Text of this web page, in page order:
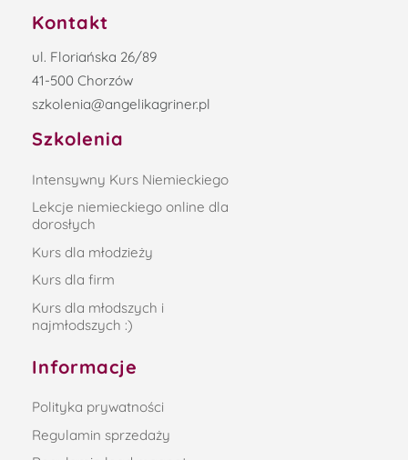
Kontakt
ul. Floriańska 26/89
41-500 Chorzów
szkolenia@angelikagriner.pl
Szkolenia
Intensywny Kurs Niemieckiego
Lekcje niemieckiego online dla
dorosłych
Kurs dla młodzieży
Kurs dla firm
Kurs dla młodszych i
najmłodszych :)
Informacje
Polityka prywatności
Regulamin sprzedaży